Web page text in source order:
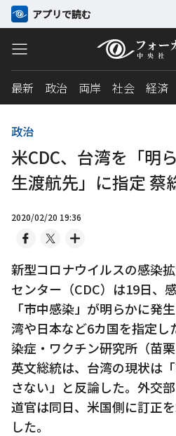
アプリで読む
最新 政治 両岸 社会 経済
政治
米CDC、台湾を「明
生渡航先」に指定 蔡
2020/02/20 19:36
新型コロナウイルスの感染
センター（CDC）は19日、
「市中感染」が明らかに発
湾や日本など6カ国を指定し
染症・ワクチン研究所（苗
英文総統は、台湾の現状は
さない」と反論した。外交
道官は同日、米国側に訂正
した。